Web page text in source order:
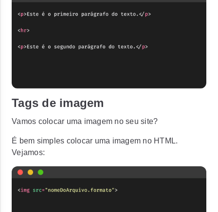
Tags de imagem
Vamos colocar uma imagem no seu site?
É bem simples colocar uma imagem no HTML.
Vejamos: